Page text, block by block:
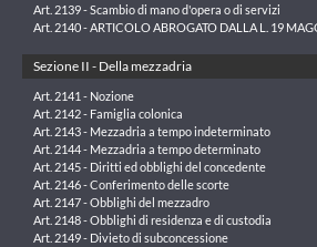
Art. 2139 - Scambio di mano d'opera o di servizi
Art. 2140 - ARTICOLO ABROGATO DALLA L. 19
Sezione II - Della mezzadria
Art. 2141 - Nozione
Art. 2142 - Famiglia colonica
Art. 2143 - Mezzadria a tempo indeterminato
Art. 2144 - Mezzadria a tempo determinato
Art. 2145 - Diritti ed obblighi del concedente
Art. 2146 - Conferimento delle scorte
Art. 2147 - Obblighi del mezzadro
Art. 2148 - Obblighi di residenza e di custodia
Art. 2149 - Divieto di subconcessione